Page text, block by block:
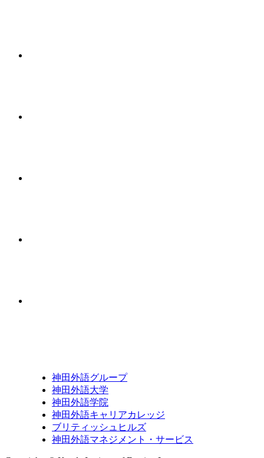
神田外語グループ
神田外語大学
神田外語学院
神田外語キャリアカレッジ
ブリティッシュヒルズ
神田外語マネジメント・サービス